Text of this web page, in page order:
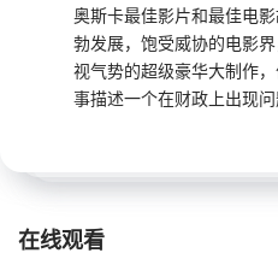
奥斯卡最佳影片和最佳电
勃发展，饱受威协的电影
视气势的超级豪华大制作
事描述一个在财政上出现
在线观看